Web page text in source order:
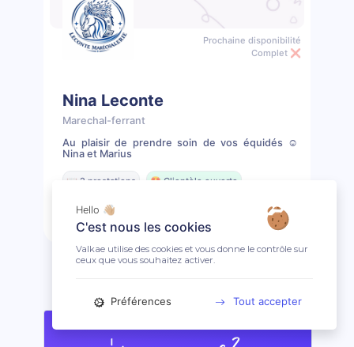
Prochaine disponibilité
Complet ❌
Nina Leconte
Marechal-ferrant
Au plaisir de prendre soin de vos équidés ☺️
Nina et Marius
📖 2 prestations 🤩 Clientèle ouverte
Hello 👋🏼
C'est nous les cookies
Valkae utilise des cookies et vous donne le contrôle sur
ceux que vous souhaitez activer.
Préférences Tout accepter